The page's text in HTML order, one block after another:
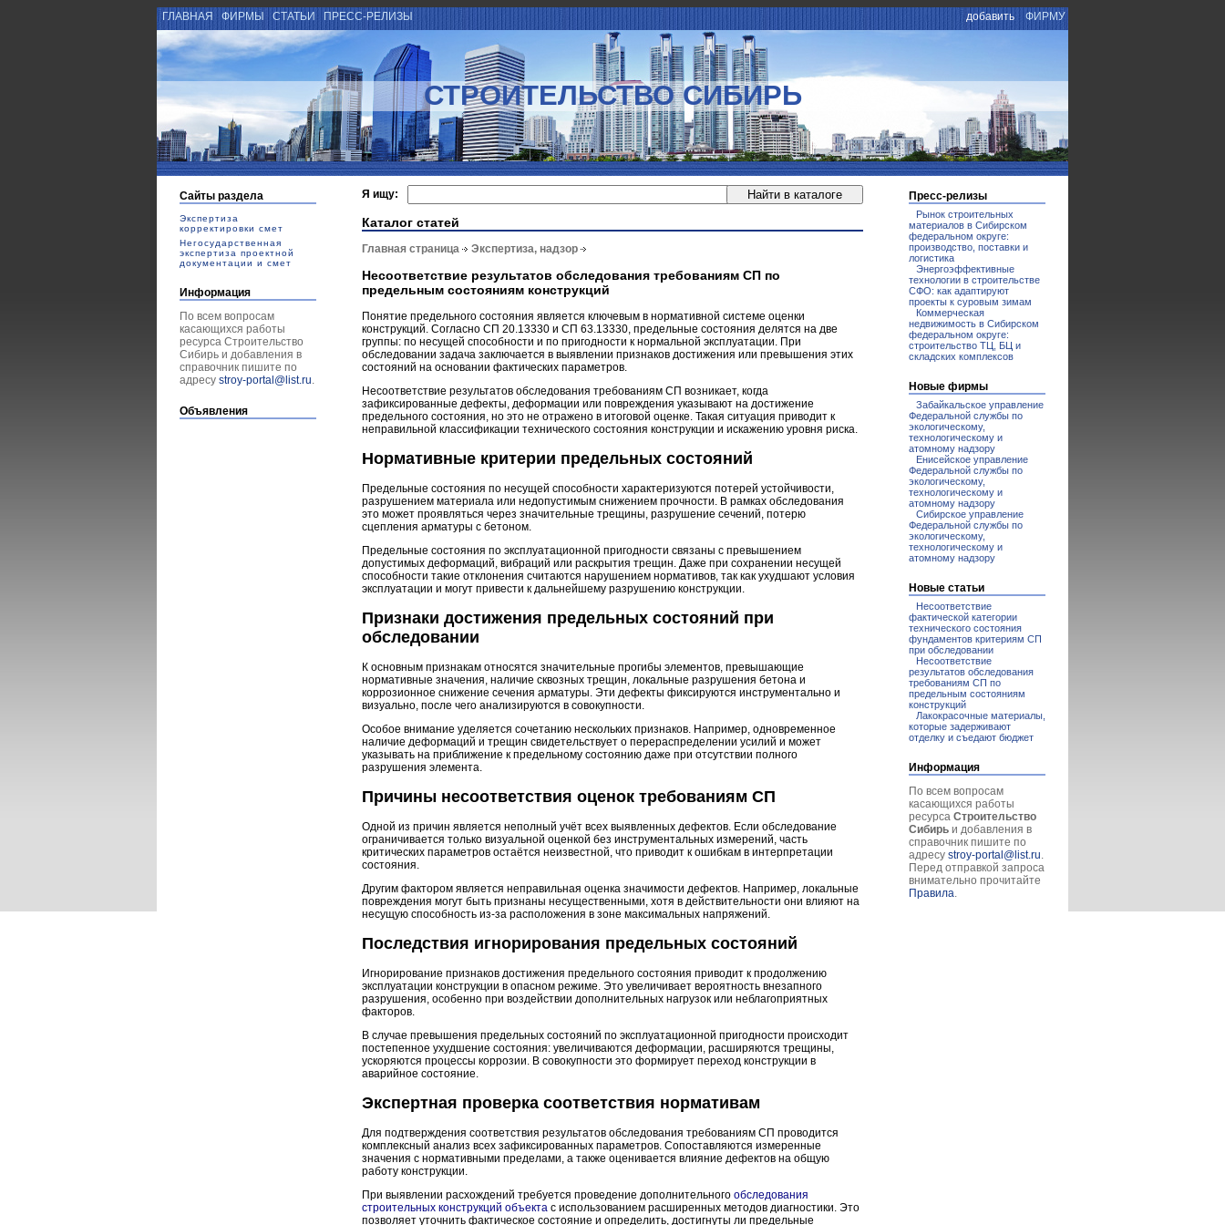
ГЛАВНАЯ ФИРМЫ СТАТЬИ ПРЕСС-РЕЛИЗЫ добавить ФИРМУ
СТРОИТЕЛЬСТВО СИБИРЬ
Сайты раздела
Экспертиза
корректировки смет
Негосударственная
экспертиза проектной
документации и смет
Информация
По всем вопросам
касающихся работы
ресурса Строительство
Сибирь и добавления в
справочник пишите по
адресу stroy-portal@list.ru.
Объявления
Я ищу:
Каталог статей
Главная страница Экспертиза, надзор
Несоответствие результатов обследования требованиям СП по
предельным состояниям конструкций
Понятие предельного состояния является ключевым в нормативной системе оценки
конструкций. Согласно СП 20.13330 и СП 63.13330, предельные состояния делятся на две
группы: по несущей способности и по пригодности к нормальной эксплуатации. При
обследовании задача заключается в выявлении признаков достижения или превышения этих
состояний на основании фактических параметров.
Несоответствие результатов обследования требованиям СП возникает, когда
зафиксированные дефекты, деформации или повреждения указывают на достижение
предельного состояния, но это не отражено в итоговой оценке. Такая ситуация приводит к
неправильной классификации технического состояния конструкции и искажению уровня риска.
Нормативные критерии предельных состояний
Предельные состояния по несущей способности характеризуются потерей устойчивости,
разрушением материала или недопустимым снижением прочности. В рамках обследования
это может проявляться через значительные трещины, разрушение сечений, потерю
сцепления арматуры с бетоном.
Предельные состояния по эксплуатационной пригодности связаны с превышением
допустимых деформаций, вибраций или раскрытия трещин. Даже при сохранении несущей
способности такие отклонения считаются нарушением нормативов, так как ухудшают условия
эксплуатации и могут привести к дальнейшему разрушению конструкции.
Признаки достижения предельных состояний при
обследовании
К основным признакам относятся значительные прогибы элементов, превышающие
нормативные значения, наличие сквозных трещин, локальные разрушения бетона и
коррозионное снижение сечения арматуры. Эти дефекты фиксируются инструментально и
визуально, после чего анализируются в совокупности.
Особое внимание уделяется сочетанию нескольких признаков. Например, одновременное
наличие деформаций и трещин свидетельствует о перераспределении усилий и может
указывать на приближение к предельному состоянию даже при отсутствии полного
разрушения элемента.
Причины несоответствия оценок требованиям СП
Одной из причин является неполный учёт всех выявленных дефектов. Если обследование
ограничивается только визуальной оценкой без инструментальных измерений, часть
критических параметров остаётся неизвестной, что приводит к ошибкам в интерпретации
состояния.
Другим фактором является неправильная оценка значимости дефектов. Например, локальные
повреждения могут быть признаны несущественными, хотя в действительности они влияют на
несущую способность из-за расположения в зоне максимальных напряжений.
Последствия игнорирования предельных состояний
Игнорирование признаков достижения предельного состояния приводит к продолжению
эксплуатации конструкции в опасном режиме. Это увеличивает вероятность внезапного
разрушения, особенно при воздействии дополнительных нагрузок или неблагоприятных
факторов.
В случае превышения предельных состояний по эксплуатационной пригодности происходит
постепенное ухудшение состояния: увеличиваются деформации, расширяются трещины,
ускоряются процессы коррозии. В совокупности это формирует переход конструкции в
аварийное состояние.
Экспертная проверка соответствия нормативам
Для подтверждения соответствия результатов обследования требованиям СП проводится
комплексный анализ всех зафиксированных параметров. Сопоставляются измеренные
значения с нормативными пределами, а также оценивается влияние дефектов на общую
работу конструкции.
При выявлении расхождений требуется проведение дополнительного обследования
строительных конструкций объекта с использованием расширенных методов диагностики. Это
позволяет уточнить фактическое состояние и определить, достигнуты ли предельные
Пресс-релизы
Рынок строительных
материалов в Сибирском
федеральном округе:
производство, поставки и
логистика
Энергоэффективные
технологии в строительстве
СФО: как адаптируют
проекты к суровым зимам
Коммерческая
недвижимость в Сибирском
федеральном округе:
строительство ТЦ, БЦ и
складских комплексов
Новые фирмы
Забайкальское управление
Федеральной службы по
экологическому,
технологическому и
атомному надзору
Енисейское управление
Федеральной службы по
экологическому,
технологическому и
атомному надзору
Сибирское управление
Федеральной службы по
экологическому,
технологическому и
атомному надзору
Новые статьи
Несоответствие
фактической категории
технического состояния
фундаментов критериям СП
при обследовании
Несоответствие
результатов обследования
требованиям СП по
предельным состояниям
конструкций
Лакокрасочные материалы,
которые задерживают
отделку и съедают бюджет
Информация
По всем вопросам
касающихся работы
ресурса Строительство
Сибирь и добавления в
справочник пишите по
адресу stroy-portal@list.ru.
Перед отправкой запроса
внимательно прочитайте
Правила.